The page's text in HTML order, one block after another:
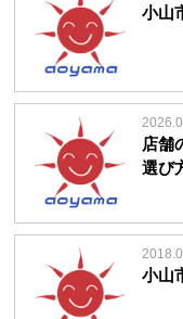
小山
店舗
選び
小山